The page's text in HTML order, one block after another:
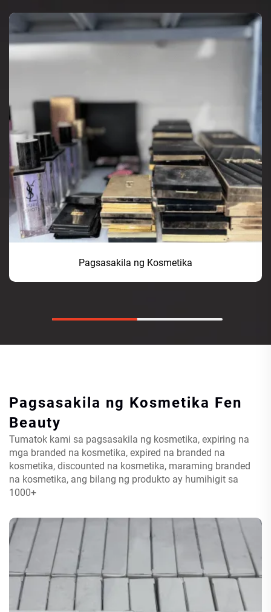
Pagsasakila ng Kosmetika
Pagsasakila ng Kosmetika Fen
Beauty
Tumatok kami sa pagsasakila ng kosmetika, expiring na
mga branded na kosmetika, expired na branded na
kosmetika, discounted na kosmetika, maraming branded
na kosmetika, ang bilang ng produkto ay humihigit sa
1000+